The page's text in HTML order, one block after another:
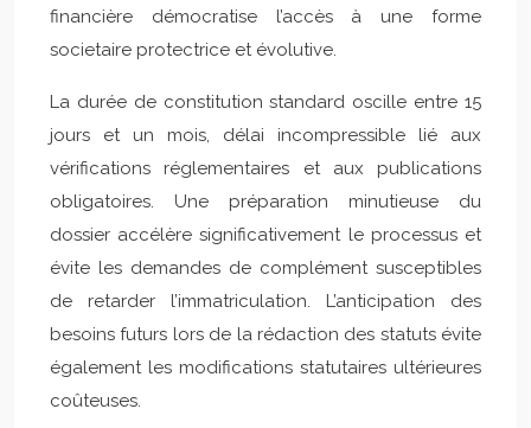
financière démocratise l’accès à une forme
societaire protectrice et évolutive.
La durée de constitution standard oscille entre 15
jours et un mois, délai incompressible lié aux
vérifications réglementaires et aux publications
obligatoires. Une préparation minutieuse du
dossier accélère significativement le processus et
évite les demandes de complément susceptibles
de retarder l’immatriculation. L’anticipation des
besoins futurs lors de la rédaction des statuts évite
également les modifications statutaires ultérieures
coûteuses.